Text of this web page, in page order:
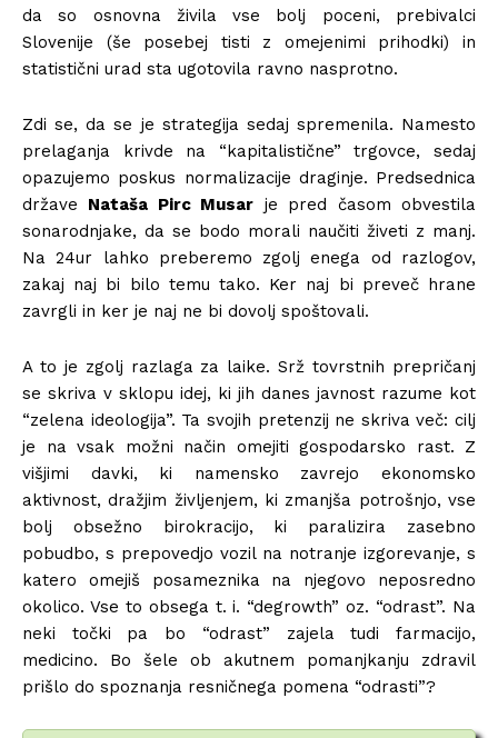
da so osnovna živila vse bolj poceni, prebivalci
Slovenije (še posebej tisti z omejenimi prihodki) in
statistični urad sta ugotovila ravno nasprotno.
Zdi se, da se je strategija sedaj spremenila. Namesto
prelaganja krivde na “kapitalistične” trgovce, sedaj
opazujemo poskus normalizacije draginje. Predsednica
države Nataša Pirc Musar je pred časom obvestila
sonarodnjake, da se bodo morali naučiti živeti z manj.
Na 24ur lahko preberemo zgolj enega od razlogov,
zakaj naj bi bilo temu tako. Ker naj bi preveč hrane
zavrgli in ker je naj ne bi dovolj spoštovali.
A to je zgolj razlaga za laike. Srž tovrstnih prepričanj
se skriva v sklopu idej, ki jih danes javnost razume kot
“zelena ideologija”. Ta svojih pretenzij ne skriva več: cilj
je na vsak možni način omejiti gospodarsko rast. Z
višjimi davki, ki namensko zavrejo ekonomsko
aktivnost, dražjim življenjem, ki zmanjša potrošnjo, vse
bolj obsežno birokracijo, ki paralizira zasebno
pobudbo, s prepovedjo vozil na notranje izgorevanje, s
katero omejiš posameznika na njegovo neposredno
okolico. Vse to obsega t. i. “degrowth” oz. “odrast”. Na
neki točki pa bo “odrast” zajela tudi farmacijo,
medicino. Bo šele ob akutnem pomanjkanju zdravil
prišlo do spoznanja resničnega pomena “odrasti”?